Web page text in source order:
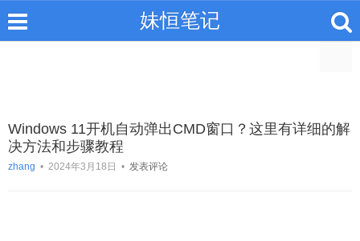
妹恒笔记
Windows 11开机自动弹出CMD窗口？这里有详细的解
决方法和步骤教程
zhang • 2024年3月18日 • 发表评论